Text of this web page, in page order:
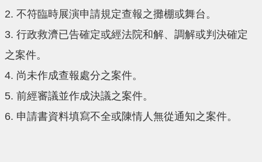
2. 不符臨時展演申請規定查報之攤棚或舞台。
3. 行政救濟已告確定或經法院和解、調解或判決確定
之案件。
4. 尚未作成查報處分之案件。
5. 前經審議並作成決議之案件。
6. 申請書資料填寫不全或陳情人無從通知之案件。